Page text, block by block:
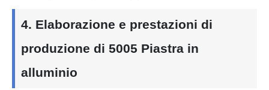
4. Elaborazione e prestazioni di
produzione di 5005 Piastra in
alluminio